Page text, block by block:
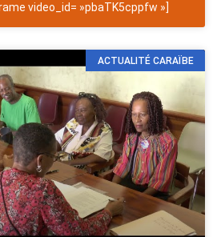
video_id= »pbaTK5cppfw »]
ACTUALITÉ CARAÏBE